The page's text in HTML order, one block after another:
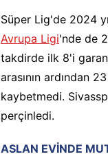
Süper Lig'de 2024
Avrupa Ligi'nde de
takdirde ilk 8'i
arasının ardından
kaybetmedi.
perçinledi.
ASLAN EVİNDE